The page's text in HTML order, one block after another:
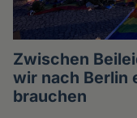
Zwischen
wir nach Berlin
brauchen